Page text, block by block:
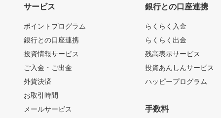
サービス
ポイントプログラム
銀行との口座連携
投資情報サービス
ご入金・ご出金
外貨決済
お取引時間
メールサービス
銀行との口座連携
らくらく入金
らくらく出金
残高表示サービス
投資あんしんサービス
ハッピープログラム
手数料